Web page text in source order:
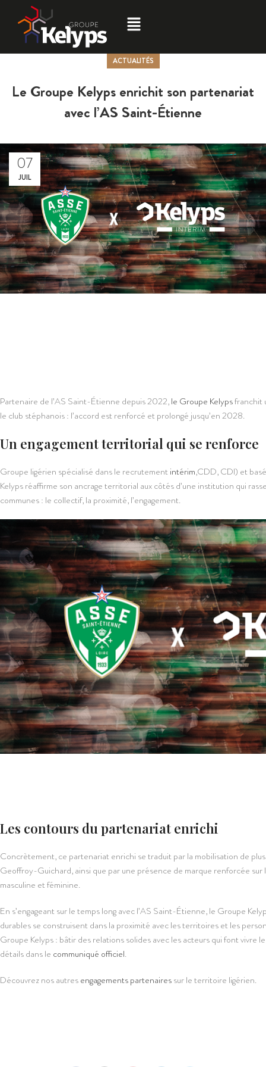
ACTUALITÉS
Le Groupe Kelyps enrichit son partenariat
avec l’AS Saint-Étienne
07
JUIL
Partenaire de l’AS Saint-Étienne depuis 2022,le Groupe Kelypsfranchit
le club stéphanois : l’accord est renforcé et prolongé jusqu’en 2028.
Un engagement territorial qui se renforce
Groupe ligérien spécialisé dans le recrutement intérim,CDD, CDI) et
Kelyps réaffirme son ancrage territorial aux côtés d’une institution qui
communes : le collectif, la proximité, l’engagement.
Les contours du partenariat enrichi
Concrètement, ce partenariat enrichi se traduit par la mobilisation de
Geoffroy-Guichard, ainsi que par une présence de marque renforcée
masculine et féminine.
En s’engageant sur le temps long avec l’AS Saint-Étienne, le Groupe
durables se construisent dans la proximité avec les territoires et les
Groupe Kelyps : bâtir des relations solides avec les acteurs qui font vivre
détails dans le communiqué officiel.
Découvrez nos autresengagements partenairessur le territoire ligérien.